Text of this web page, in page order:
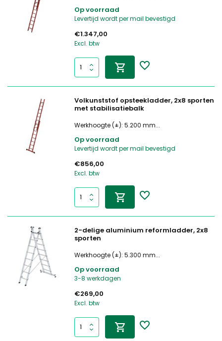
Op voorraad
Levertijd wordt per mail bevestigd
€1.347,00
Excl. btw
Volkunststof opsteekladder, 2x8 sporten
met stabilisatiebalk
Werkhoogte (±): 5.200 mm...
Op voorraad
Levertijd wordt per mail bevestigd
€856,00
Excl. btw
2-delige aluminium reformladder, 2x8
sporten
Werkhoogte (±): 5.300 mm...
Op voorraad
3-8 werkdagen
€269,00
Excl. btw